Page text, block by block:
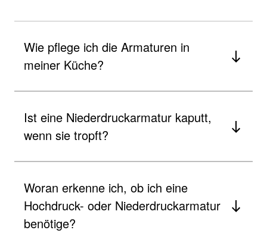
Wie pflege ich die Armaturen in
meiner Küche?
Ist eine Niederdruckarmatur kaputt,
wenn sie tropft?
Woran erkenne ich, ob ich eine
Hochdruck- oder Niederdruckarmatur
benötige?